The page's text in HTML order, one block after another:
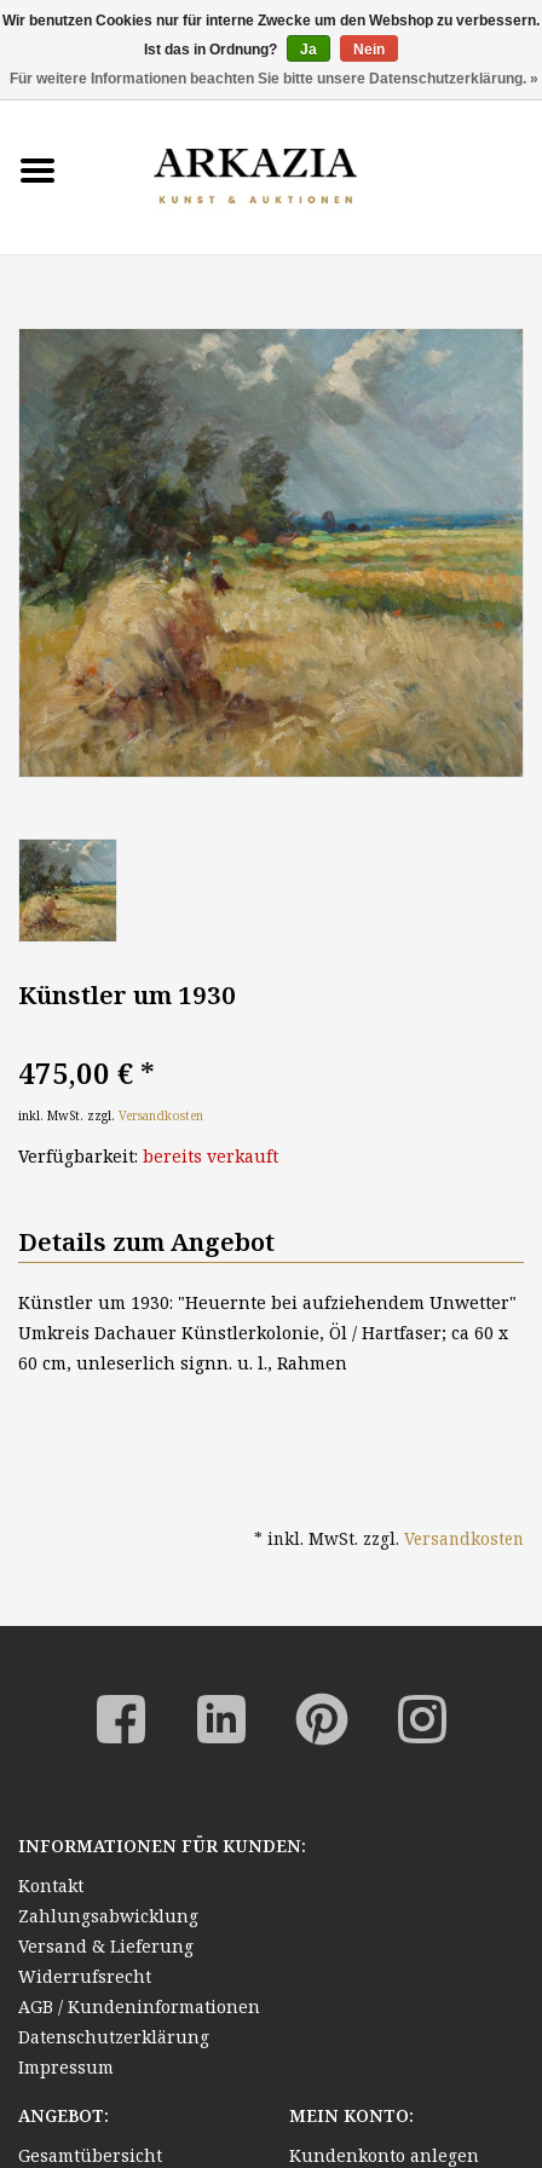
AKTUELLER KATALOG
THEMEN
ENTDECKEN
Künstler um 1930
475,00 € *
inkl. MwSt. zzgl. Versandkosten
Verfügbarkeit: bereits verkauft
Details zum Angebot
Künstler um 1930: "Heuernte bei aufziehendem Unwetter"
Umkreis Dachauer Künstlerkolonie, Öl / Hartfaser; ca 60 x
60 cm, unleserlich signn. u. l., Rahmen
* inkl. MwSt. zzgl. Versandkosten
INFORMATIONEN FÜR KUNDEN:
Kontakt
Zahlungsabwicklung
Versand & Lieferung
Widerrufsrecht
AGB / Kundeninformationen
Datenschutzerklärung
Impressum
ANGEBOT:
Gesamtübersicht
MEIN KONTO:
Kundenkonto anlegen
Wir benutzen Cookies nur für interne Zwecke um den Webshop zu verbessern.
Ist das in Ordnung?
Ja
Nein
Für weitere Informationen beachten Sie bitte unsere Datenschutzerklärung. »